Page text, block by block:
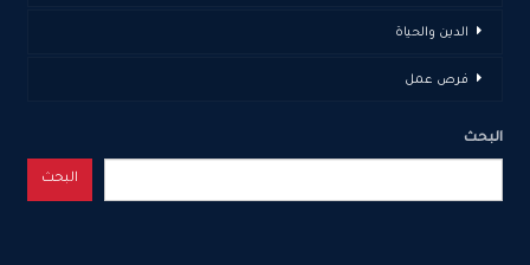
الدين والحياة
فرص عمل
البحث
البحث